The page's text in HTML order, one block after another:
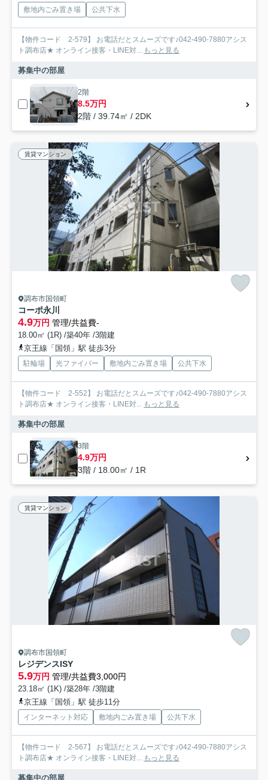
敷地内ごみ置き場 公共下水
【物件コード 2-579】 お電話だとスムーズです♪042-490-7880アシス
ト調布店★ オンライン接客・LINE対... もっと見る
募集中の部屋
2階
8.5万円
2階 / 39.74㎡ / 2DK
賃貸マンション
調布市国領町
コーポ永川
4.9万円 管理/共益費-
18.00㎡ (1R) /築40年 /3階建
京王線「国領」駅 徒歩3分
駐輪場 光ファイバー 敷地内ごみ置き場 公共下水
【物件コード 2-552】 お電話だとスムーズです♪042-490-7880アシス
ト調布店★ オンライン接客・LINE対... もっと見る
募集中の部屋
3階
4.9万円
3階 / 18.00㎡ / 1R
賃貸マンション
調布市国領町
レジデンスISY
5.9万円 管理/共益費3,000円
23.18㎡ (1K) /築28年 /3階建
京王線「国領」駅 徒歩11分
インターネット対応 敷地内ごみ置き場 公共下水
【物件コード 2-567】 お電話だとスムーズです♪042-490-7880アシス
ト調布店★ オンライン接客・LINE対... もっと見る
募集中の部屋